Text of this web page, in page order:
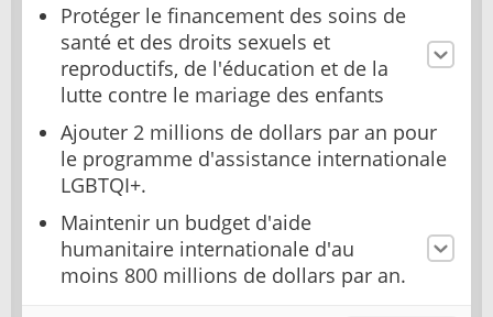
Protéger le financement des soins de
santé et des droits sexuels et
reproductifs, de l'éducation et de la
lutte contre le mariage des enfants
Ajouter 2 millions de dollars par an pour
le programme d'assistance internationale
LGBTQI+.
Maintenir un budget d'aide
humanitaire internationale d'au
moins 800 millions de dollars par an.